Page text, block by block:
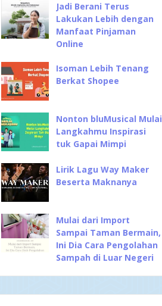
Jadi Berani Terus
Lakukan Lebih dengan
Manfaat Pinjaman
Online
Isoman Lebih Tenang
Berkat Shopee
Nonton bluMusical Mulai
Langkahmu Inspirasi
tuk Gapai Mimpi
Lirik Lagu Way Maker
Beserta Maknanya
Mulai dari Import
Sampai Taman Bermain,
Ini Dia Cara Pengolahan
Sampah di Luar Negeri